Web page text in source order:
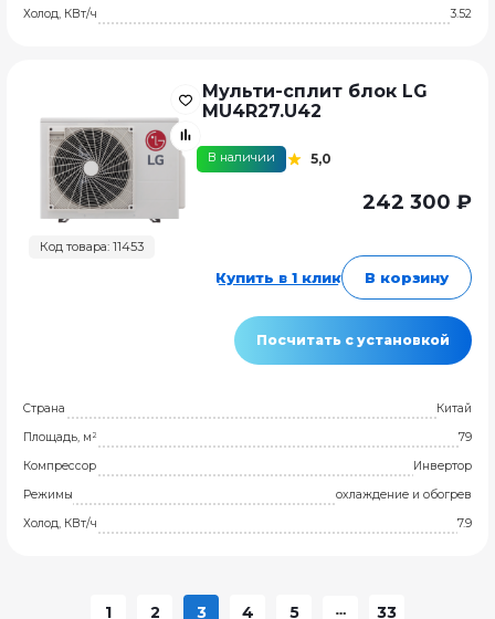
Холод, КВт/ч
3.52
Код товара: 11453
Мульти-сплит блок LG
MU4R27.U42
В наличии 5,0
242 300 ₽
Купить в 1 клик В корзину
Посчитать с установкой
Страна
Китай
Площадь, м²
79
Компрессор
Инвертор
Режимы
охлаждение и обогрев
Холод, КВт/ч
7.9
1 2 3 4 5 33